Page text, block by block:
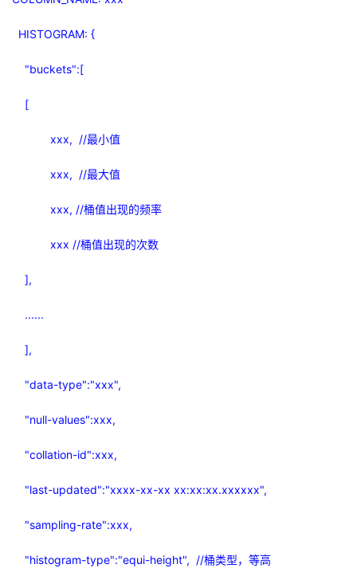
HISTOGRAM: {
"buckets":[
[
xxx, //最小值
xxx, //最大值
xxx, //桶值出现的频率
xxx //桶值出现的次数
],
......
],
"data-type":"xxx",
"null-values":xxx,
"collation-id":xxx,
"last-updated":"xxxx-xx-xx xx:xx:xx.xxxxxx",
"sampling-rate":xxx,
"histogram-type":"equi-height", //桶类型，等高